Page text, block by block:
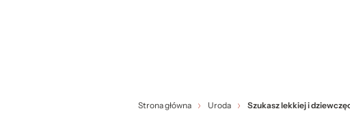
Strona główna Uroda Szukasz lekkiej i